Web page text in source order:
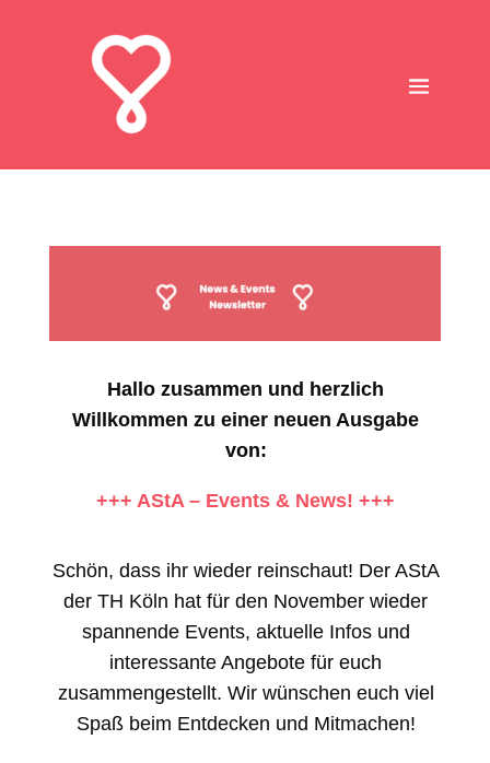
Hallo zusammen und herzlich
Willkommen zu einer neuen Ausgabe
von:
+++ AStA – Events & News! +++
Schön, dass ihr wieder reinschaut! Der AStA
der TH Köln hat für den November wieder
spannende Events, aktuelle Infos und
interessante Angebote für euch
zusammengestellt. Wir wünschen euch viel
Spaß beim Entdecken und Mitmachen!